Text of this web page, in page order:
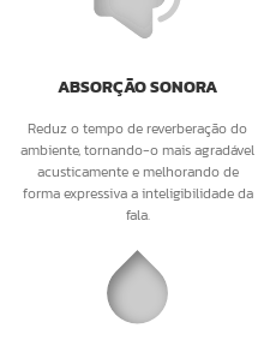
ABSORÇÃO SONORA
Reduz o tempo de reverberação do
ambiente, tornando-o mais agradável
acusticamente e melhorando de
forma expressiva a inteligibilidade da
fala.